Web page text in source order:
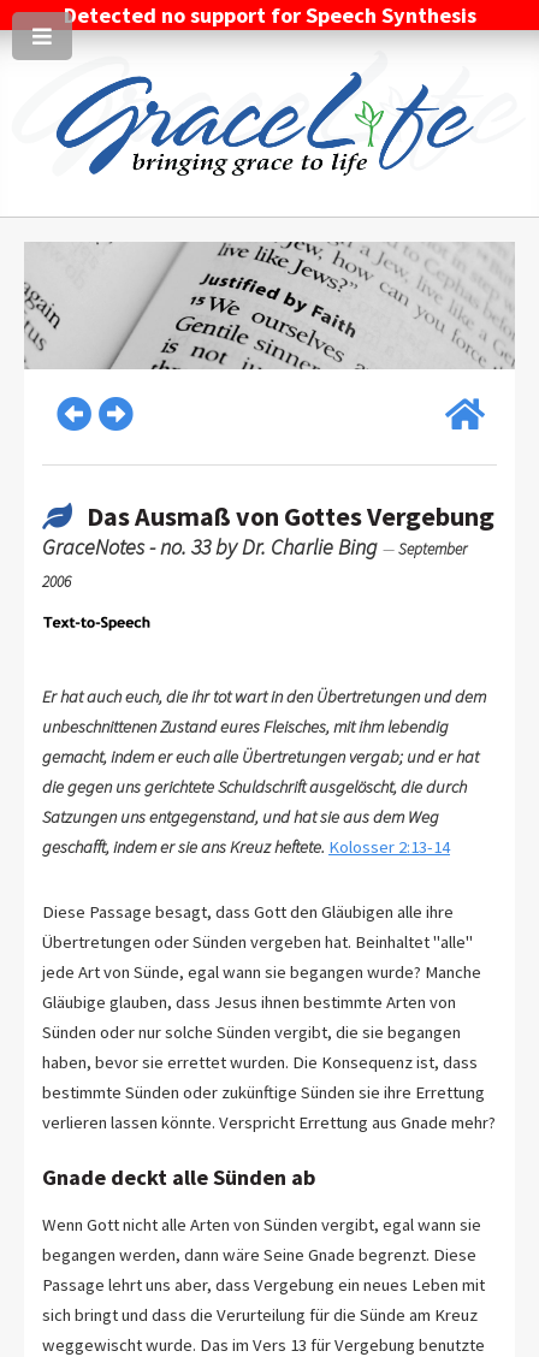
Detected no support for Speech Synthesis
Das Ausmaß von Gottes Vergebung
GraceNotes - no. 33 by Dr. Charlie Bing —September
2006
Er hat auch euch, die ihr tot wart in den Übertretungen und dem
unbeschnittenen Zustand eures Fleisches, mit ihm lebendig
gemacht, indem er euch alle Übertretungen vergab; und er hat
die gegen uns gerichtete Schuldschrift ausgelöscht, die durch
Satzungen uns entgegenstand, und hat sie aus dem Weg
geschafft, indem er sie ans Kreuz heftete. Kolosser 2:13-14
Diese Passage besagt, dass Gott den Gläubigen alle ihre
Übertretungen oder Sünden vergeben hat. Beinhaltet "alle"
jede Art von Sünde, egal wann sie begangen wurde? Manche
Gläubige glauben, dass Jesus ihnen bestimmte Arten von
Sünden oder nur solche Sünden vergibt, die sie begangen
haben, bevor sie errettet wurden. Die Konsequenz ist, dass
bestimmte Sünden oder zukünftige Sünden sie ihre Errettung
verlieren lassen könnte. Verspricht Errettung aus Gnade mehr?
Gnade deckt alle Sünden ab
Wenn Gott nicht alle Arten von Sünden vergibt, egal wann sie
begangen werden, dann wäre Seine Gnade begrenzt. Diese
Passage lehrt uns aber, dass Vergebung ein neues Leben mit
sich bringt und dass die Verurteilung für die Sünde am Kreuz
weggewischt wurde. Das im Vers 13 für Vergebung benutzte